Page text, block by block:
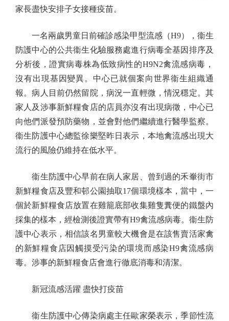
家長盡快安排子女接種疫苗。
一名兩歲男童日前確診感染甲型流感（H9），衞生
防護中心的公共衞生化驗服務處進行病毒全基因排序及
分析後，證實病毒株為低致病性的H9N2禽流感病毒，
沒有出現基因變異。中心已就個案向世界衞生組織通
報。病人目前仍然留院，病況一直輕微，情況穩定。其
家人及涉事新鮮糧食店的店員亦沒有出現病徵，中心已
向他們派發預防藥物，並會對他們繼續進行醫學監察。
衞生防護中心總監徐樂堅昨日表示，本地禽流感出現大
流行的風險仍維持在低水平。
衞生防護中心早前在病人家居、曾到過的禾輋街市
新鮮糧食店及豐和邨公園抽取17個環境樣本，當中，一
個於新鮮糧食店放置在雞籠底部收集雞隻糞便的鐵盤內
採集的樣本，經檢測後證實帶有H9禽流感病毒。衞生防
護中心表示，相信該名男童較大機會是在該售賣活家禽
的新鮮糧食店因觸摸受污染的環境而感染H9禽流感病
毒。涉事的新鮮糧食店會進行徹底消毒和清潔。
新冠流感活躍 盡快打疫苗
衞生防護中心傳染病處主任歐家榮表示，季節性流